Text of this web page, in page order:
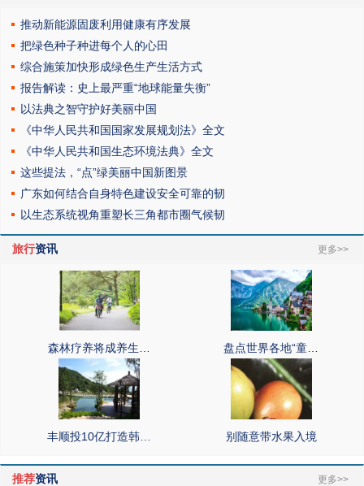
推动新能源固废利用健康有序发展
把绿色种子种进每个人的心田
综合施策加快形成绿色生产生活方式
报告解读：史上最严重“地球能量失衡”
以法典之智守护好美丽中国
《中华人民共和国国家发展规划法》全文
《中华人民共和国生态环境法典》全文
这些提法，“点”绿美丽中国新图景
广东如何结合自身特色建设安全可靠的韧
以生态系统视角重塑长三角都市圈气候韧
旅行资讯 更多>>
森林疗养将成养生… 盘点世界各地“童…
丰顺投10亿打造韩… 别随意带水果入境
推荐资讯 更多>>